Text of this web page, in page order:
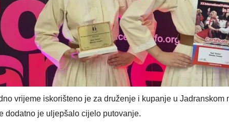
vrijeme iskorišteno je za druženje i kupanje u Jadranskom
dodatno je uljepšalo cijelo putovanje.